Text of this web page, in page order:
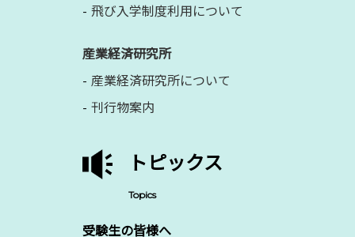
飛び入学制度利用について
産業経済研究所
産業経済研究所について
刊行物案内
トピックス
Topics
受験生の皆様へ